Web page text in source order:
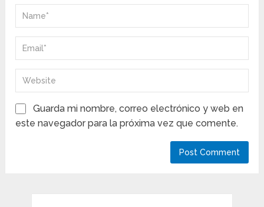
Guarda mi nombre, correo electrónico y web en
este navegador para la próxima vez que comente.